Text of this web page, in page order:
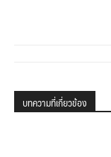
บทความที่เกี่ยวข้อง